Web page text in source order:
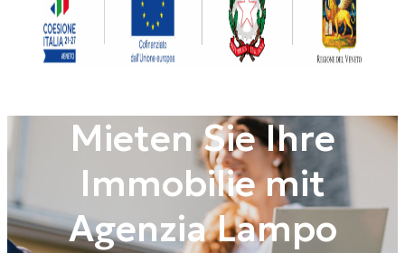
Mieten Sie Ihre
Immobilie mit
Agenzia Lampo